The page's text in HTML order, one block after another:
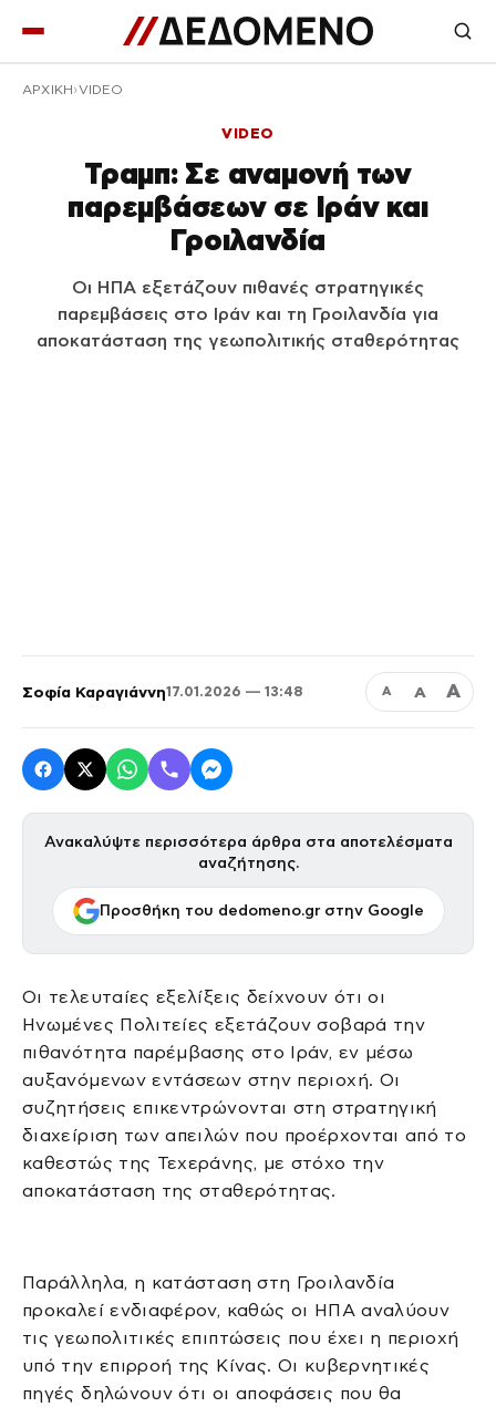
ΑΡΧΙΚΉ VIDEO
VIDEO
Τραμπ: Σε αναμονή των
παρεμβάσεων σε Ιράν και
Γροιλανδία
Οι ΗΠΑ εξετάζουν πιθανές στρατηγικές
παρεμβάσεις στο Ιράν και τη Γροιλανδία για
αποκατάσταση της γεωπολιτικής σταθερότητας
Σοφία Καραγιάννη17.01.2026 — 13:48 Α Α Α
Ανακαλύψτε περισσότερα άρθρα στα αποτελέσματα
αναζήτησης.
Προσθήκη του dedomeno.gr στην Google
Οι τελευταίες εξελίξεις δείχνουν ότι οι
Ηνωμένες Πολιτείες εξετάζουν σοβαρά την
πιθανότητα παρέμβασης στο Ιράν, εν μέσω
αυξανόμενων εντάσεων στην περιοχή. Οι
συζητήσεις επικεντρώνονται στη στρατηγική
διαχείριση των απειλών που προέρχονται από το
καθεστώς της Τεχεράνης, με στόχο την
αποκατάσταση της σταθερότητας.
Παράλληλα, η κατάσταση στη Γροιλανδία
προκαλεί ενδιαφέρον, καθώς οι ΗΠΑ αναλύουν
τις γεωπολιτικές επιπτώσεις που έχει η περιοχή
υπό την επιρροή της Κίνας. Οι κυβερνητικές
πηγές δηλώνουν ότι οι αποφάσεις που θα